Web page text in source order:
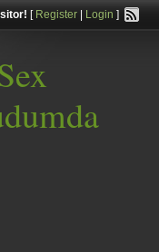
[ Register| Login ]